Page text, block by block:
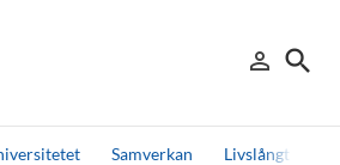
person_outline
Logga in
search
Sök
Samverkan Livslångt